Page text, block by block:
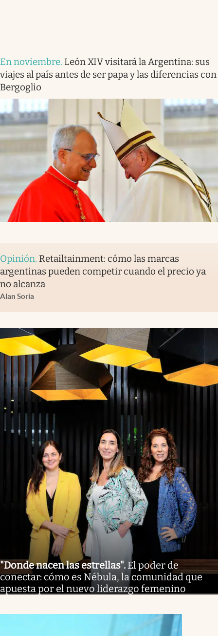
En noviembre. León XIV visitará la Argentina: sus
viajes al país antes de ser papa y las diferencias con
Bergoglio
Opinión. Retailtainment: cómo las marcas
argentinas pueden competir cuando el precio ya
no alcanza
Alan Soria
"Donde nacen las estrellas". El poder de
conectar: cómo es Nébula, la comunidad que
apuesta por el nuevo liderazgo femenino